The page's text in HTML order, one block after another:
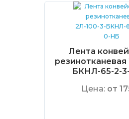
Лента
резинотканевая
БКНЛ-65-2-
Цена: от